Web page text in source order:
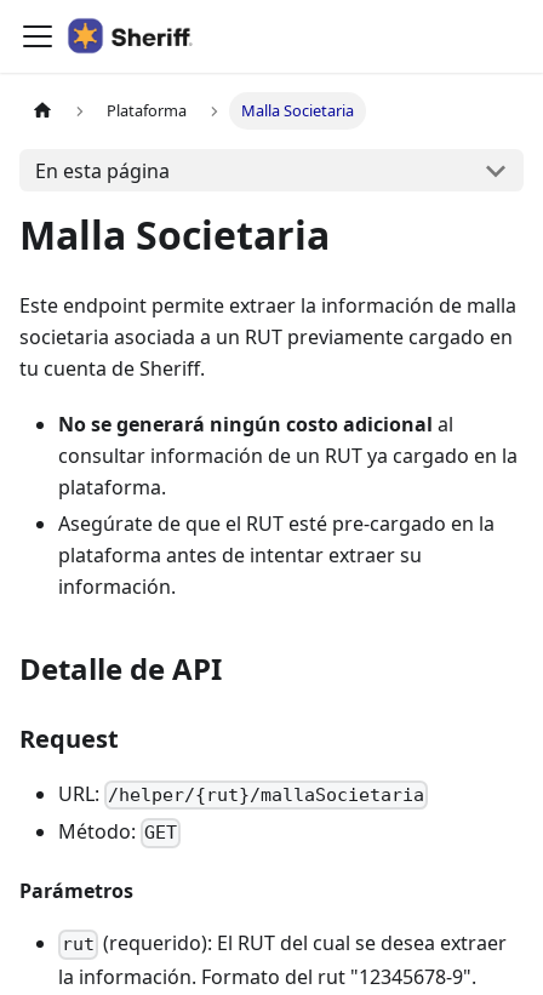
Plataforma Malla Societaria
En esta página
Malla Societaria
Este endpoint permite extraer la información de malla
societaria asociada a un RUT previamente cargado en
tu cuenta de Sheriff.
No se generará ningún costo adicional al
consultar información de un RUT ya cargado en la
plataforma.
Asegúrate de que el RUT esté pre-cargado en la
plataforma antes de intentar extraer su
información.
Detalle de API
Request
URL: /helper/{rut}/mallaSocietaria
Método: GET
Parámetros
rut (requerido): El RUT del cual se desea extraer
la información. Formato del rut "12345678-9".